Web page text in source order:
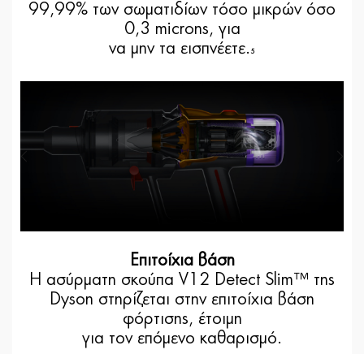
99,99% των σωματιδίων τόσο μικρών όσο
0,3 microns, για
να μην τα εισπνέετε. 5
Επιτοίχια βάση
Η ασύρματη σκούπα V12 Detect Slim™ της
Dyson στηρίζεται στην επιτοίχια βάση
φόρτισης, έτοιμη
για τον επόμενο καθαρισμό.